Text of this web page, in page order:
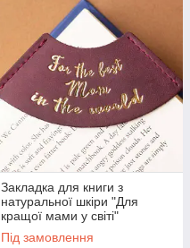
Закладка для книги з
натуральної шкіри "Для
кращої мами у світі"
Під замовлення